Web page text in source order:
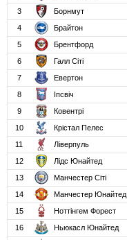
3
Борнмут
4
Брайтон
5
Брентфорд
6
Галл Сіті
7
Евертон
8
Іпсвіч
9
Ковентрі
10
Крістал Пелес
11
Ліверпуль
12
Лідс Юнайтед
13
Манчестер Сіті
14
Манчестер Юнайтед
15
Ноттінгем Форест
16
Ньюкасл Юнайтед